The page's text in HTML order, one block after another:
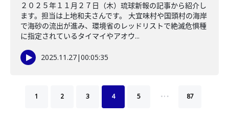
２０２５年１１月２７日（木）琉球新報の記事から紹介し
ます。担当は上地和夫さんです。 大宜味村や国頭村の海岸
で海砂の流出が進み、環境省のレッドリストで絶滅危惧種
に指定されているタイマイやアオウ...
2025.11.27|00:05:35
1 2 3 4 5 … 87